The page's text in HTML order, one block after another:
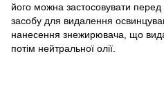
його можна застосовувати
засобу для видалення
нанесення знежирювача, що
потім нейтральної олії.